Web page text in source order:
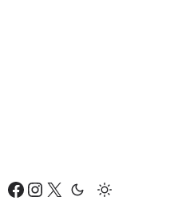
Facebook Instagram X